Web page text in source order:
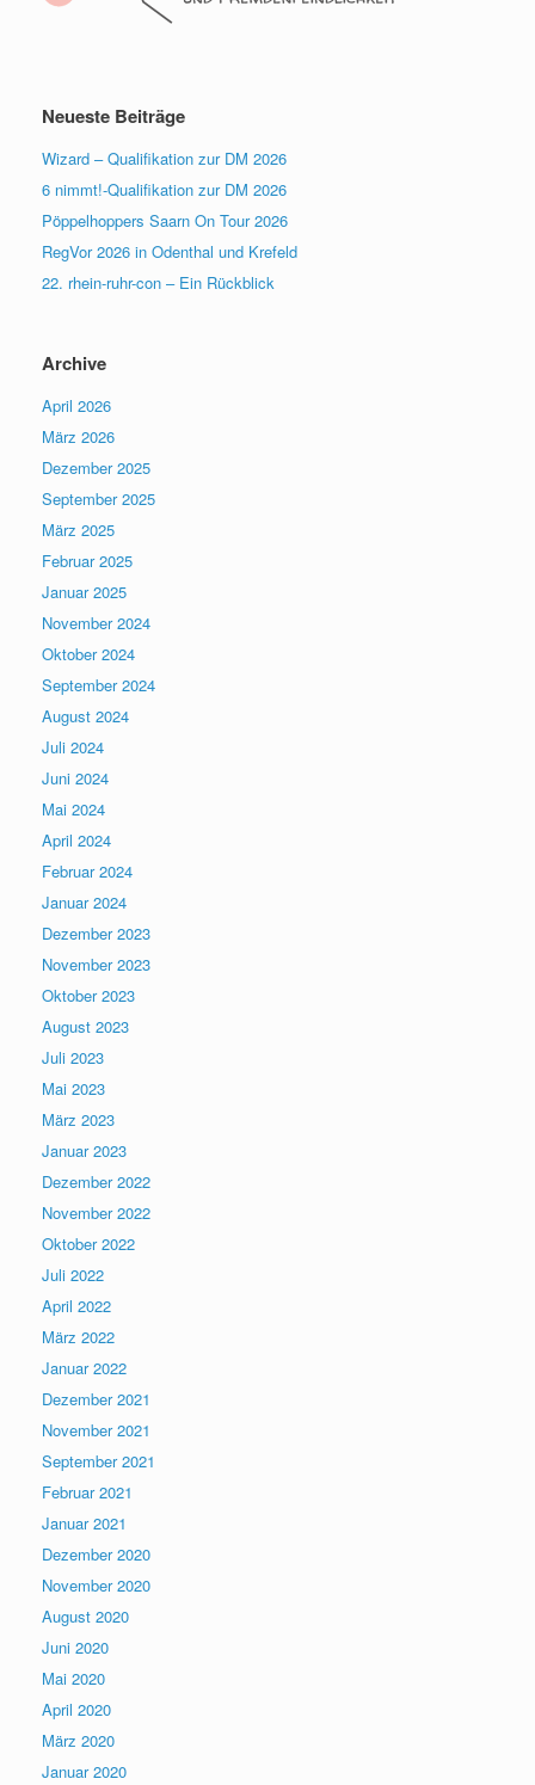
Neueste Beiträge
Wizard – Qualifikation zur DM 2026
6 nimmt!-Qualifikation zur DM 2026
Pöppelhoppers Saarn On Tour 2026
RegVor 2026 in Odenthal und Krefeld
22. rhein-ruhr-con – Ein Rückblick
Archive
April 2026
März 2026
Dezember 2025
September 2025
März 2025
Februar 2025
Januar 2025
November 2024
Oktober 2024
September 2024
August 2024
Juli 2024
Juni 2024
Mai 2024
April 2024
Februar 2024
Januar 2024
Dezember 2023
November 2023
Oktober 2023
August 2023
Juli 2023
Mai 2023
März 2023
Januar 2023
Dezember 2022
November 2022
Oktober 2022
Juli 2022
April 2022
März 2022
Januar 2022
Dezember 2021
November 2021
September 2021
Februar 2021
Januar 2021
Dezember 2020
November 2020
August 2020
Juni 2020
Mai 2020
April 2020
März 2020
Januar 2020